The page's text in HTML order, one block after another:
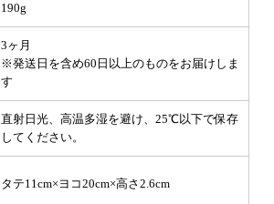
190g
3ヶ月
※発送日を含め60日以上のものをお届けしま
す
直射日光、高温多湿を避け、25℃以下で保存
してください。
タテ11cm×ヨコ20cm×高さ2.6cm